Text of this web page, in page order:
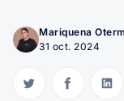
Mariquena
31 oct. 2024
Compartir enCompartir